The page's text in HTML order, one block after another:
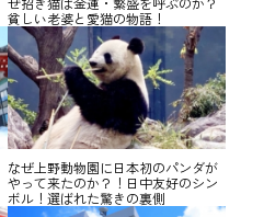
貧しい老婆と愛猫の物語！
なぜ上野動物園に日本初のパンダが
やって来たのか？！日中友好のシン
ボル！選ばれた驚きの裏側